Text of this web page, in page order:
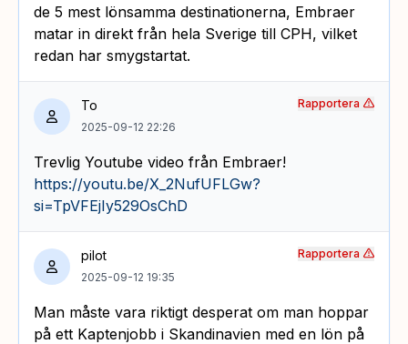
de 5 mest lönsamma destinationerna, Embraer
matar in direkt från hela Sverige till CPH, vilket
redan har smygstartat.
To
2025-09-12 22:26
Trevlig Youtube video från Embraer!
https://youtu.be/X_2NufUFLGw?
si=TpVFEjIy529OsChD
Rapportera
pilot
2025-09-12 19:35
Man måste vara riktigt desperat om man hoppar
på ett Kaptenjobb i Skandinavien med en lön på
Rapportera